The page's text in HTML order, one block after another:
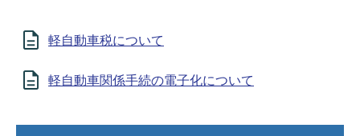
軽自動車税について
軽自動車関係手続の電子化について